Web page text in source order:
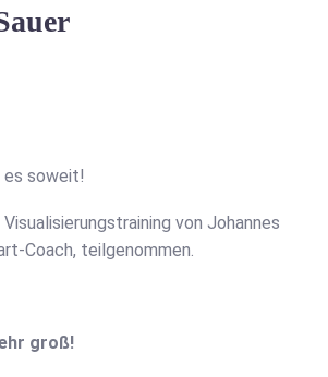
es soweit!
von Johannes
Coach, teilgenommen.
groß!